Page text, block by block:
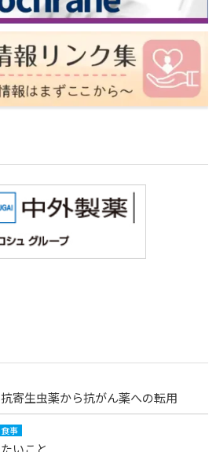
寄生虫薬から抗がん薬への転用
事
いこと